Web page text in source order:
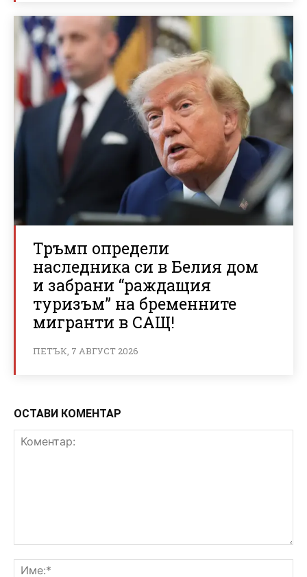
Тръмп определи
наследника си в Белия дом
и забрани “раждащия
туризъм” на бременните
мигранти в САЩ!
ПЕТЪК, 7 АВГУСТ 2026
ОСТАВИ КОМЕНТАР